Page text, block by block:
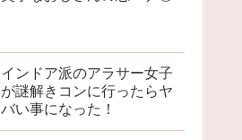
インドア派のアラサー女子
が謎解きコンに行ったらヤ
バい事になった！